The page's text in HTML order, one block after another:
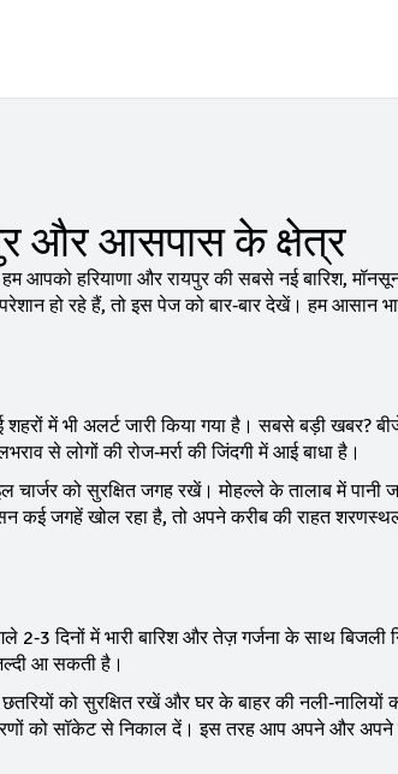
और आसपास के क्षेत्र
आपको हरियाणा और रायपुर की सबसे नई बारिश,
हो रहे हैं, तो इस पेज को बार‑बार देखें। हम आसान
में भी अलर्ट जारी किया गया है। सबसे बड़ी खबर?
से लोगों की रोज‑मर्रा की जिंदगी में आई बाधा है।
को सुरक्षित जगह रखें। मोहल्ले के तालाब में पानी
कई जगहें खोल रहा है, तो अपने करीब की राहत
दिनों में भारी बारिश और तेज़ गर्जना के साथ बिजली
आ सकती है।
को सुरक्षित रखें और घर के बाहर की नली‑नालियों
को सॉकेट से निकाल दें। इस तरह आप अपने और अपने